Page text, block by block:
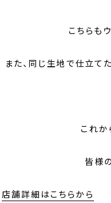
こちらも
また、同じ生地で仕立て
これか
皆様
店舗詳細はこちらから